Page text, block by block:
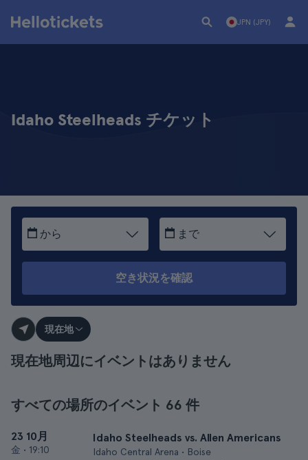
JPN (JPY)
Idaho Steelheads チケット
から まで
空き状況を確認
現在地
現在地周辺にイベントはありません
すべての場所のイベント 66 件
23 10月
金 • 19:10
Idaho Steelheads vs. Allen Americans
Idaho Central Arena • Boise